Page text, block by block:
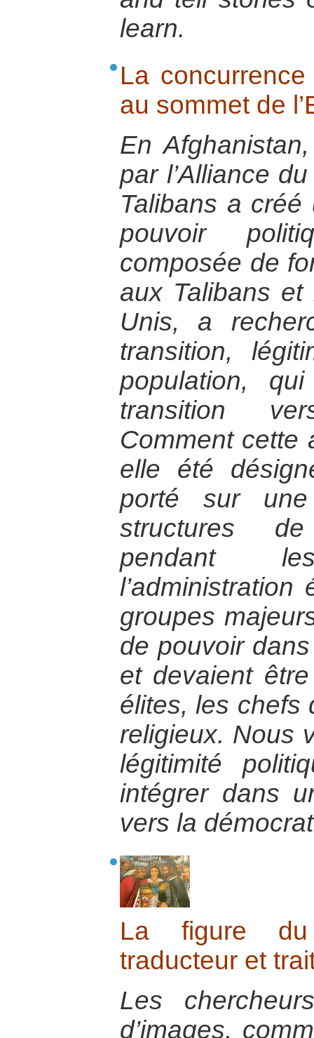
learn.
La
au sommet de
En
par l’Alliance
Talibans a
pouvoir
composée de
aux Talibans
Unis, a
transition,
population,
transition
Comment cette
elle été
porté sur une
structures
pendant
l’administration
groupes
de pouvoir
et devaient
élites, les chefs
religieux. Nous
légitimité
intégrer dans
vers la
La figure du
traducteur et
Les
d’images,